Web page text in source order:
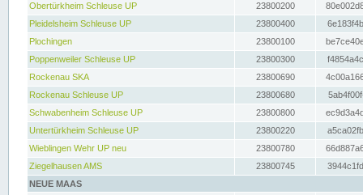
Obertürkheim Schleuse UP
23800200
Pleidelsheim Schleuse UP
23800400
Plochingen
23800100
Poppenweiler Schleuse UP
23800300
Rockenau SKA
23800690
Rockenau Schleuse UP
23800680
Schwabenheim Schleuse UP
23800800
Untertürkheim Schleuse UP
23800220
Wieblingen Wehr UP neu
23800780
Ziegelhausen AMS
23800745
NEUE MAAS